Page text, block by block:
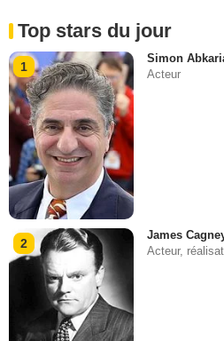
Top stars du jour
1
Simon
Acteur
2
James
Acteur,